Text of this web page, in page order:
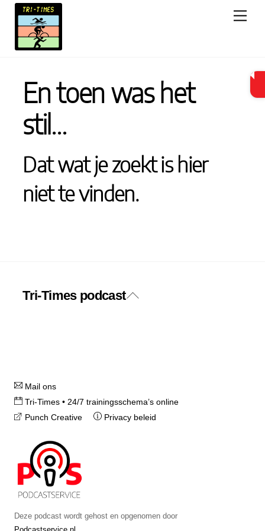
Skip
content
En toen was het
stil…
Dat wat je zoekt is hier
niet te vinden.
Back
Tri-Times podcastTwitter
Mail ons
Tri-Times • 24/7 trainingsschema’s online
Punch Creative
Privacy beleid
Deze podcast wordt gehost en opgenomen door